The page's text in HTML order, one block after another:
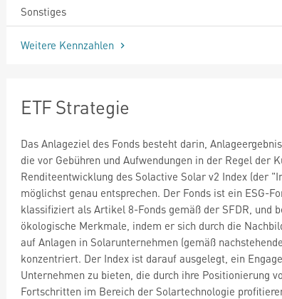
Sonstiges
Weitere Kennzahlen
ETF Strategie
Das Anlageziel des Fonds besteht darin,
die vor Gebühren und Aufwendungen in der Regel der
Renditeentwicklung des Solactive Solar v2 Index (der
möglichst genau entsprechen. Der Fonds ist ein ESG-
klassifiziert als Artikel 8-Fonds gemäß der SFDR, und
ökologische Merkmale, indem er sich durch die
auf Anlagen in Solarunternehmen (gemäß
konzentriert. Der Index ist darauf ausgelegt, ein
Unternehmen zu bieten, die durch ihre Positionierung
Fortschritten im Bereich der Solartechnologie